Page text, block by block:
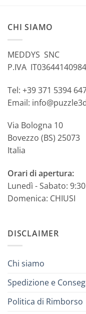
CHI SIAMO
MEDDYS SNC
P.IVA IT03644140984
Tel: +39 371 5394
Email:
Via Bologna 10
Bovezzo (BS) 25073
Italia
Orari di apertura:
Lunedì - Sabato:
Domenica: CHIUSI
DISCLAIMER
Chi siamo
Spedizione e
Politica di Rimborso